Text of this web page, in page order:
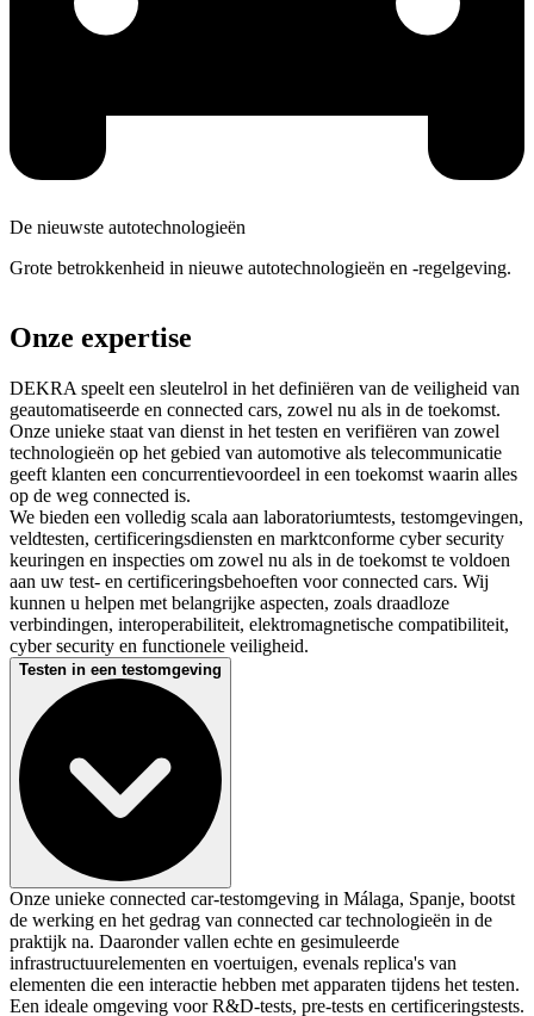
De nieuwste autotechnologieën
Grote betrokkenheid in nieuwe autotechnologieën en -regelgeving.
Onze expertise
DEKRA speelt een sleutelrol in het definiëren van de veiligheid van
geautomatiseerde en connected cars, zowel nu als in de toekomst.
Onze unieke staat van dienst in het testen en verifiëren van zowel
technologieën op het gebied van automotive als telecommunicatie
geeft klanten een concurrentievoordeel in een toekomst waarin alles
op de weg connected is.
We bieden een volledig scala aan laboratoriumtests, testomgevingen,
veldtesten, certificeringsdiensten en marktconforme cyber security
keuringen en inspecties om zowel nu als in de toekomst te voldoen
aan uw test- en certificeringsbehoeften voor connected cars. Wij
kunnen u helpen met belangrijke aspecten, zoals draadloze
verbindingen, interoperabiliteit, elektromagnetische compatibiliteit,
cyber security en functionele veiligheid.
Testen in een testomgeving
Onze unieke connected car-testomgeving in Málaga, Spanje, bootst
de werking en het gedrag van connected car technologieën in de
praktijk na. Daaronder vallen echte en gesimuleerde
infrastructuurelementen en voertuigen, evenals replica's van
elementen die een interactie hebben met apparaten tijdens het testen.
Een ideale omgeving voor R&D-tests, pre-tests en certificeringstests.